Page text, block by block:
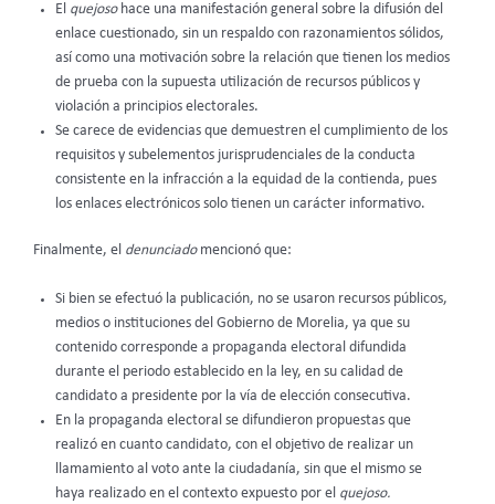
El quejosohace una manifestación general sobre la difusión del
enlace cuestionado, sin un respaldo con razonamientos sólidos,
así como una motivación sobre la relación que tienen los medios
de prueba con la supuesta utilización de recursos públicos y
violación a principios electorales.
Se carece de evidencias que demuestren el cumplimiento de los
requisitos y subelementos jurisprudenciales de la conducta
consistente en la infracción a la equidad de la contienda, pues
los enlaces electrónicos solo tienen un carácter informativo.
Finalmente, el denunciadomencionó que:
Si bien se efectuó la publicación, no se usaron recursos públicos,
medios o instituciones del Gobierno de Morelia, ya que su
contenido corresponde a propaganda electoral difundida
durante el periodo establecido en la ley, en su calidad de
candidato a presidente por la vía de elección consecutiva.
En la propaganda electoral se difundieron propuestas que
realizó en cuanto candidato, con el objetivo de realizar un
llamamiento al voto ante la ciudadanía, sin que el mismo se
haya realizado en el contexto expuesto por el quejoso.